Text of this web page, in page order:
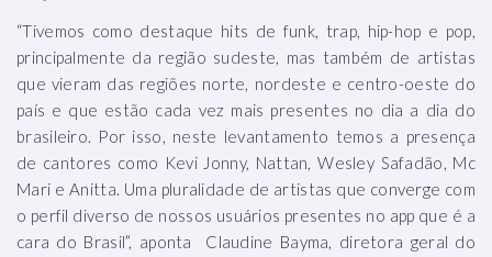
“Tivemos como destaque hits de funk, trap, hip-hop e pop,
principalmente da região sudeste, mas também de artistas
que vieram das regiões norte, nordeste e centro-oeste do
país e que estão cada vez mais presentes no dia a dia do
brasileiro. Por isso, neste levantamento temos a presença
de cantores como Kevi Jonny, Nattan, Wesley Safadão, Mc
Mari e Anitta. Uma pluralidade de artistas que converge com
o perfil diverso de nossos usuários presentes no app que é a
cara do Brasil”, aponta Claudine Bayma, diretora geral do